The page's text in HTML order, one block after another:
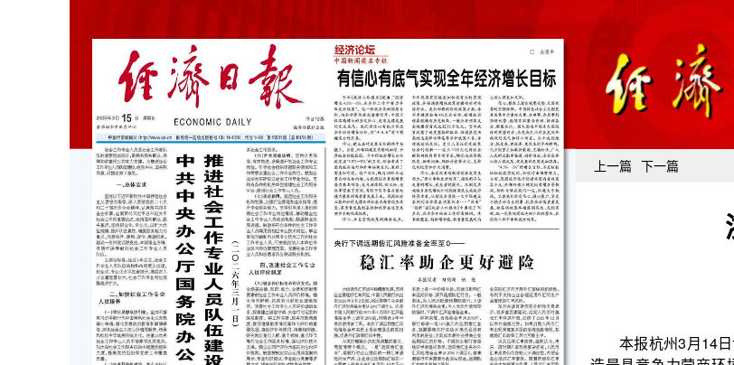
上一篇 下一篇
本报杭州3月14日讯（记者李景）
造最具竞争力营商环境大会上获悉，
家；杭州未来科技城“国家大科学装
善；阿里巴巴坚持开源开发技术理念，